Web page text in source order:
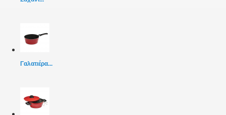
Γαλατιέρα...